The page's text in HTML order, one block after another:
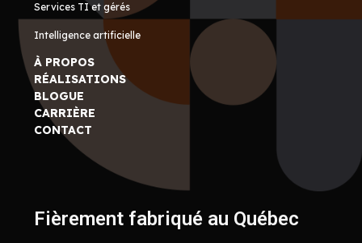
Services TI et gérés
Intelligence artificielle
À PROPOS
RÉALISATIONS
BLOGUE
CARRIÈRE
CONTACT
Fièrement fabriqué au Québec